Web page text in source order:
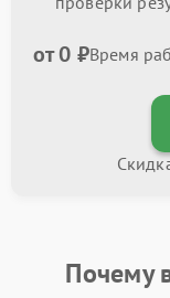
от 0 ₽Время
Почему